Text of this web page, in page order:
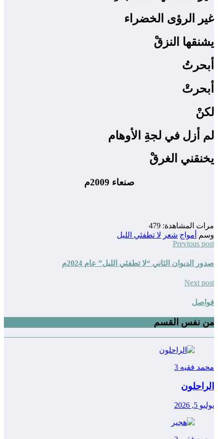
غير الرؤى الخضراء
يشنقها النزقْ
أبحرتُ
أبحرتْ
لكنْ
لم أزل في لجةِ الأوهام
يخنقني الغرقْ
صنعاء 2009م
مرات المشاهدة: 479
وسم
أمواج شعر لا تطفئي الليل
Previous post
صدور الديوان الثاني “لا تطفئي الليل” عام 2024م
Next post
فواصل
من نفس القسم
محمد فقيه 3
الراحلون
يوليو 5, 2026